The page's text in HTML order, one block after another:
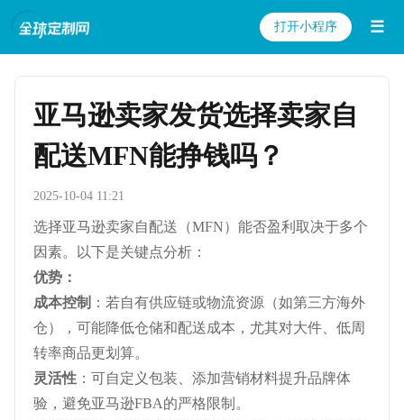
打开小程序 ☰
亚马逊卖家发货选择卖家自
配送MFN能挣钱吗？
2025-10-04 11:21
选择亚马逊卖家自配送（MFN）能否盈利取决于多个
因素。以下是关键点分析：
优势：
成本控制 ：若自有供应链或物流资源（如第三方海外
仓），可能降低仓储和配送成本，尤其对大件、低周
转率商品更划算。
灵活性 ：可自定义包装、添加营销材料提升品牌体
验，避免亚马逊FBA的严格限制。